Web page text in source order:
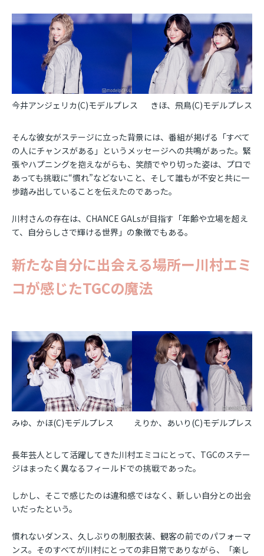
今井アンジェリカ(C)モデルプレス きほ、飛鳥(C)モデルプレス
そんな彼女がステージに立った背景には、番組が掲げる「すべて
の人にチャンスがある」というメッセージへの共鳴があった。緊
張やハプニングを抱えながらも、笑顔でやり切った姿は、プロで
あっても挑戦に“慣れ”などないこと、そして誰もが不安と共に一
歩踏み出していることを伝えたのであった。
川村さんの存在は、CHANCE GALsが目指す「年齢や立場を超え
て、自分らしさで輝ける世界」の象徴でもある。
新たな自分に出会える場所ー川村エミ
コが感じたTGCの魔法
みゆ、かほ(C)モデルプレス えりか、あいり(C)モデルプレス
長年芸人として活躍してきた川村エミコにとって、TGCのステー
ジはまったく異なるフィールドでの挑戦であった。
しかし、そこで感じたのは違和感ではなく、新しい自分との出会
いだったという。
慣れないダンス、久しぶりの制服衣装、観客の前でのパフォーマ
ンス。そのすべてが川村にとっての非日常でありながら、「楽し